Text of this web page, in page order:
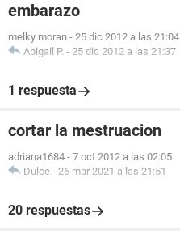
embarazo
melky moran - 25 dic 2012 a las 21:04
Abigail P. - 25 dic 2012 a las 21:37
1 respuesta
cortar la mestruacion
adriana1684 - 7 oct 2012 a las 02:05
Dulce - 26 mar 2021 a las 21:51
20 respuestas